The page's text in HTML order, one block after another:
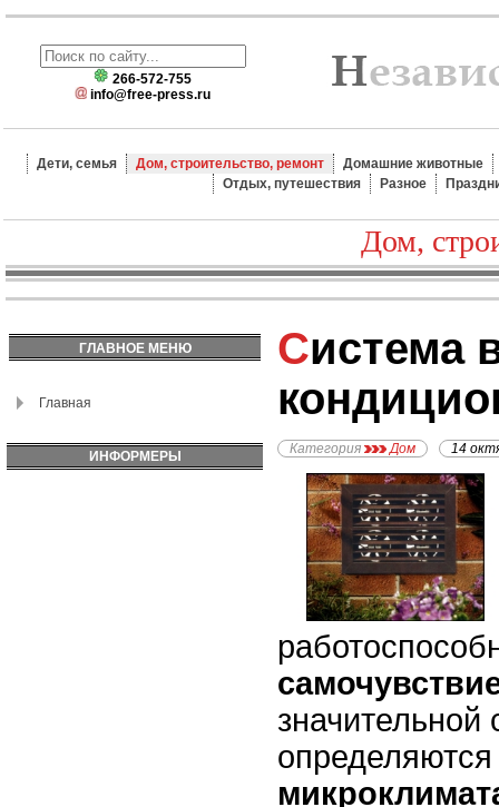
266-572-755
info@free-press.ru
Дети, семья Дом, строительство, ремонт
Домашние животные
Отдых, путешествия
Разное
Дом,
ГЛАВНОЕ МЕНЮ
Главная
ИНФОРМЕРЫ
Система вентиляции и
Категория Дом 14
значительной